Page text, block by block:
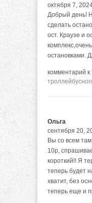
октября 7,
Добрый день!
сделать
ост. Краузе и
остановками.
комментарий к
Ольга
сентября 20,
Вы со всем
10р,
короткий!! Я
теперь будет
хватит, без
теперь еще и